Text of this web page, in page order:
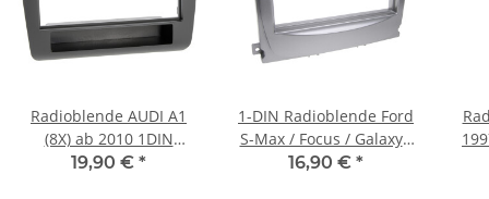
Radioblende AUDI A1
(8X) ab 2010 1DIN
schwarz
19,90 € *
1-DIN Radioblende Ford
S-Max / Focus / Galaxy /
Mondeo silber
16,90 € *